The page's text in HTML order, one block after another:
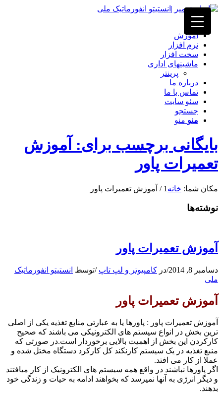
خانه
آموزش
نرم افزار
سخت افزار
ماشینهای اداری
پرینتر
درباره ما
تماس با ما
سئو سایت
جستجو
منو منو
بایگانی برچسب برای: آموزش
تعمیرات پاور
مکان شما: خانه 1
/ آموزش تعمیرات پاور
نوشته‌ها
آموزش تعمیرات پاور
دسامبر 8, 2014 /در کامپیوتر و لپ تاپ /توسط انستیتو انفورماتیک
ملی
آموزش تعمیرات پاور
آموزش تعمیرات پاور : پاورها یا به عبارتی منابع تغذیه یکی از اصلی
ترین بخش در انواع سیستم های الکترونیکی می باشند که صحیح
کارکردن این بخش از اهمیت بالایی برخوردار است.در صورتی که
منبع تغذیه در یک سیستم کارنکند کل کارکرد دستگاه مختل شده و
عملا از کار می افتد.
اگر پاورها نباشند در واقع همه سیستم های الکترونیک از کار میافتند
و دیگر انرژی به آنها نمیرسد که بخواهند ادامه به حیات و زندگی خود
بدهند.